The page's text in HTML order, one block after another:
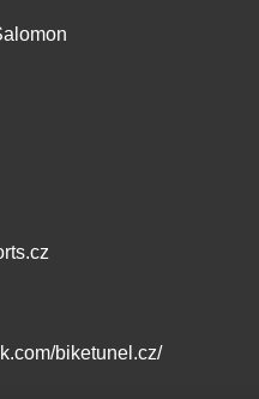
biketunel.cz/